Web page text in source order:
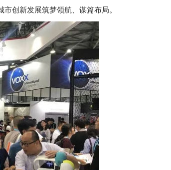
创新发展筑梦领航、谋篇布局。